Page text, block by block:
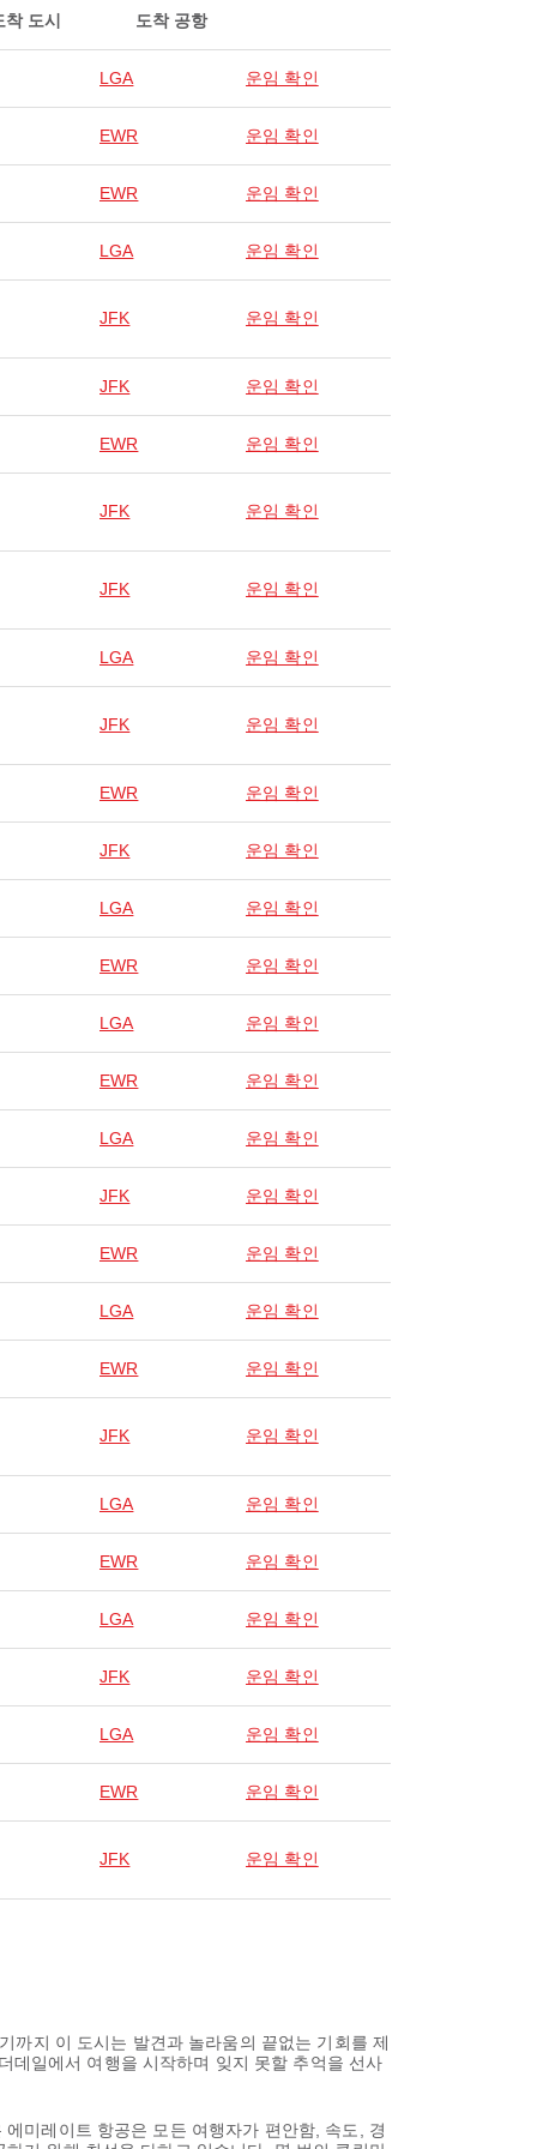
착 도시 도착 공항
LGA 운임 확인
EWR 운임 확인
EWR 운임 확인
LGA 운임 확인
JFK 운임 확인
JFK 운임 확인
EWR 운임 확인
JFK 운임 확인
JFK 운임 확인
LGA 운임 확인
JFK 운임 확인
EWR 운임 확인
JFK 운임 확인
LGA 운임 확인
EWR 운임 확인
LGA 운임 확인
EWR 운임 확인
LGA 운임 확인
JFK 운임 확인
EWR 운임 확인
LGA 운임 확인
EWR 운임 확인
JFK 운임 확인
LGA 운임 확인
EWR 운임 확인
LGA 운임 확인
JFK 운임 확인
LGA 운임 확인
EWR 운임 확인
JFK 운임 확인
까지 이 도시는 발견과 놀라움의 끝없는 기회를 제
데일에서 여행을 시작하며 잊지 못할 추억을 선사
미레이트 항공은 모든 여행자가 편안함, 속도, 경